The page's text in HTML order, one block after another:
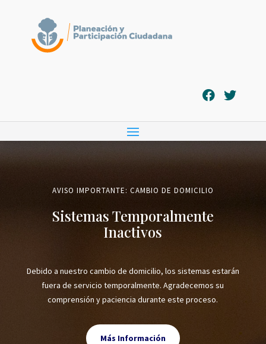
AVISO IMPORTANTE: CAMBIO DE DOMICILIO
Sistemas Temporalmente
Inactivos
Debido a nuestro cambio de domicilio, los sistemas estarán
fuera de servicio temporalmente. Agradecemos su
comprensión y paciencia durante este proceso.
Más Información